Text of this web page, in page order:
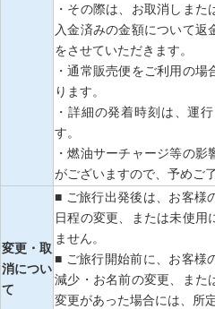
・その際は、お取消しま
入金済みの金額について返
をさせていただきます。
・通常販売便をご利用の
ります。
・詳細の発着時刻は、運
す。
・燃油サーチャージ等の
がございますので、予めご
変更・取
消につい
て
■ ご旅行出発後は、お客様
日程の変更、または未使用
ません。
■ ご旅行開始前に、お客様
減少・お名前の変更、また
変更があった場合には、所